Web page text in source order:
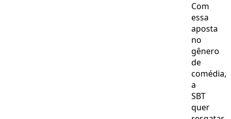
Com
essa
aposta
no
gênero
de
comédia,
a
SBT
quer